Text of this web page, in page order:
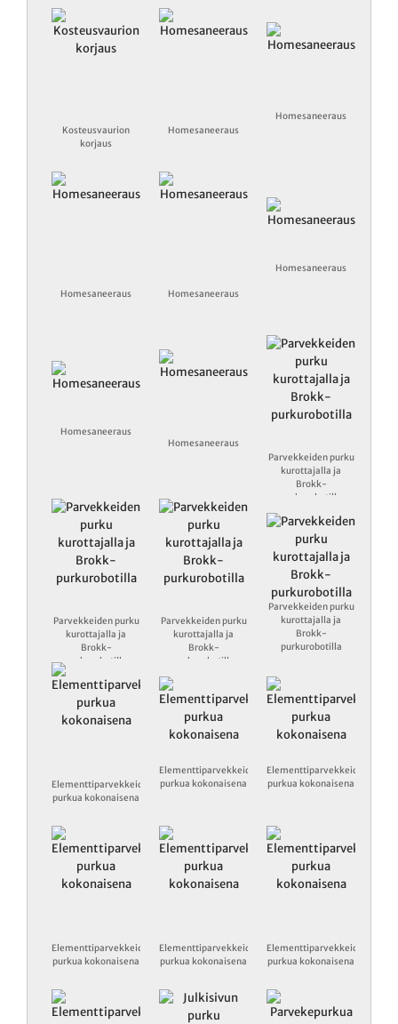
Kosteusvaurion
korjaus
Homesaneeraus
Homesaneeraus
Homesaneeraus Homesaneeraus
Homesaneeraus
Homesaneeraus
Homesaneeraus
Parvekkeiden purku
kurottajalla ja
Brokk-
purkurobotilla
Parvekkeiden purku
kurottajalla ja
Brokk-
purkurobotilla
Parvekkeiden purku
kurottajalla ja
Brokk-
purkurobotilla
Parvekkeiden purku
kurottajalla ja
Brokk-
purkurobotilla
Elementtiparvekkeiden
purkua kokonaisena
Elementtiparvekkeiden
purkua kokonaisena
Elementtiparvekkeiden
purkua kokonaisena
Elementtiparvekkeiden
purkua kokonaisena
Elementtiparvekkeiden
purkua kokonaisena
Elementtiparvekkeiden
purkua kokonaisena